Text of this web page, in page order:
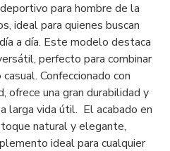
para hombre de la
ideal para quienes buscan
a día. Este modelo destaca
perfecto para combinar
Confeccionado con
ofrece una gran durabilidad y
larga vida útil. El acabado en
natural y elegante,
ideal para cualquier